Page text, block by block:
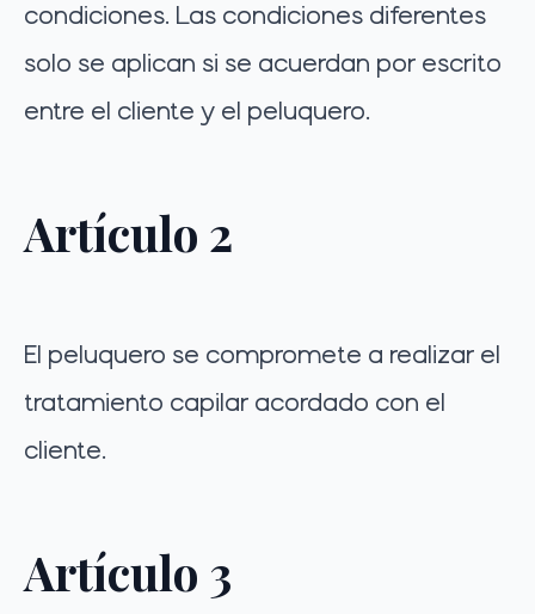
condiciones. Las condiciones diferentes
solo se aplican si se acuerdan por escrito
entre el cliente y el peluquero.
Artículo 2
El peluquero se compromete a realizar el
tratamiento capilar acordado con el
cliente.
Artículo 3